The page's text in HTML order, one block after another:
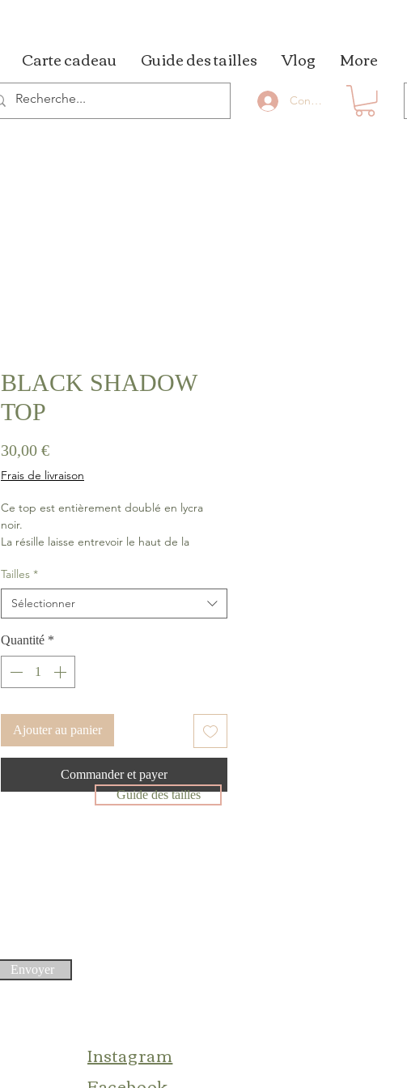
Carte cadeau Guide des tailles Vlog More
Connexion
BLACK SHADOW
TOP
30,00 €Prix
Frais de livraison
Ce top est entièrement doublé en lycra
noir.
La résille laisse entrevoir le haut de la
au modèle.
On adore les bretelles avec deux positions
possibles : droites ou croisées !
Tailles *
Sélectionner
Quantité *
Ajouter au panier
Commander et payer
Guide des tailles
Envoyer
Instagram